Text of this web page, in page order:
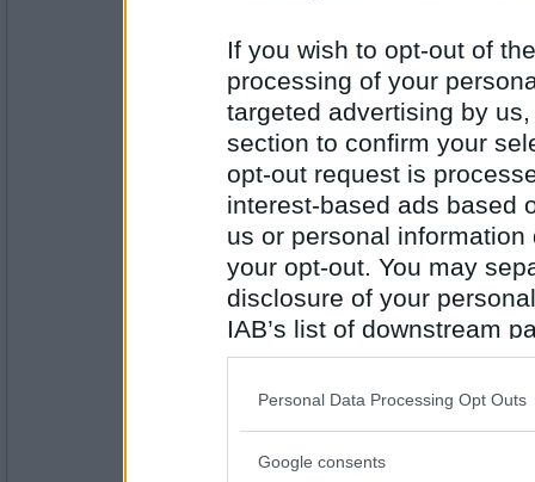
If you wish to opt-out of
processing of your
targeted advertising by
section to confirm your
opt-out request is
interest-based ads based
us or personal
your opt-out. You may
disclosure of your
IAB’s list of downstream
also be disclosed by us
Downstream Participants
Please note that this
Personal Data Processing Opt Outs
Google consents
4652
www.youtube.com/watc...S- n1Kw4HQU
Antal inlägg:
1618
På en ljudbok/ Harry Potter bok nr 5
www.youtube.com/watc...rt _radio=1